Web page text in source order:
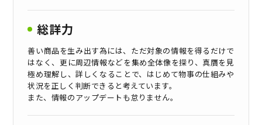
総詳力
善い商品を生み出す為には、ただ対象の情報を得るだけで
はなく、更に周辺情報などを集め全体像を探り、真贋を見
極め理解し、詳しくなることで、はじめて物事の仕組みや
状況を正しく判断できると考えています。
また、情報のアップデートも怠りません。